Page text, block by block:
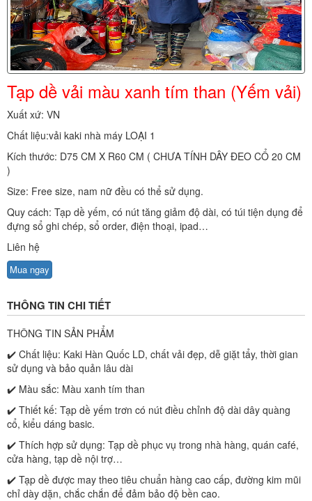
Tạp dề vải màu xanh tím than (Yếm vải)
Xuất xứ: VN
Chất liệu:vải kaki nhà máy LOẠI 1
Kích thước: D75 CM X R60 CM ( CHƯA TÍNH DÂY ĐEO CỔ 20 CM
)
Size: Free size, nam nữ đều có thể sử dụng.
Quy cách: Tạp dề yếm, có nút tăng giảm độ dài, có túi tiện dụng để
đựng sổ ghi chép, sổ order, điện thoại, ipad…
Liên hệ
Mua ngay
THÔNG TIN CHI TIẾT
THÔNG TIN SẢN PHẨM
✔️ Chất liệu: Kaki Hàn Quốc LD, chất vải đẹp, dễ giặt tẩy, thời gian
sử dụng và bảo quản lâu dài
✔️ Màu sắc: Màu xanh tím than
✔️ Thiết kế: Tạp dề yếm trơn có nút điều chỉnh độ dài dây quàng
cổ, kiểu dáng basic.
✔️ Thích hợp sử dụng: Tạp dề phục vụ trong nhà hàng, quán café,
cửa hàng, tạp dề nội trợ…
✔️ Tạp dề được may theo tiêu chuẩn hàng cao cấp, đường kim mũi
chỉ dày dặn, chắc chắn để đảm bảo độ bền cao.